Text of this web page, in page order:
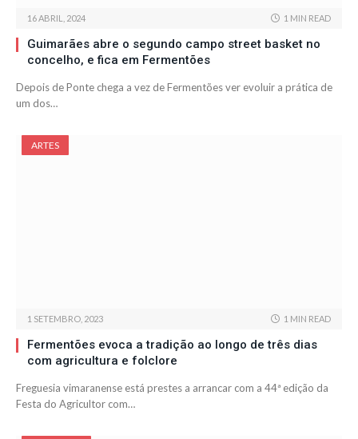
16 ABRIL, 2024 1 MIN READ
Guimarães abre o segundo campo street basket no
concelho, e fica em Fermentões
Depois de Ponte chega a vez de Fermentões ver evoluir a prática de
um dos…
ARTES
1 SETEMBRO, 2023 1 MIN READ
Fermentões evoca a tradição ao longo de três dias
com agricultura e folclore
Freguesia vimaranense está prestes a arrancar com a 44ª edição da
Festa do Agricultor com…